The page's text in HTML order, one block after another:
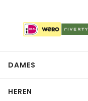
DAMES
HEREN